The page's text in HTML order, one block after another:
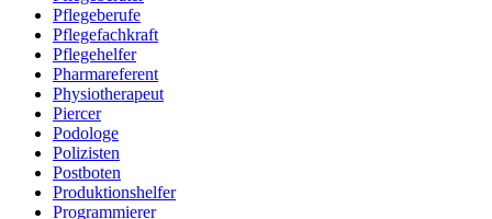
Pflegeberufe
Pflegefachkraft
Pflegehelfer
Pharmareferent
Physiotherapeut
Piercer
Podologe
Polizisten
Postboten
Produktionshelfer
Programmierer